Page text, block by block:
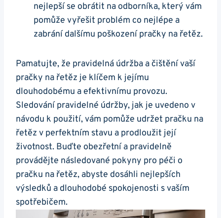
nejlepší se obrátit na odborníka, ⁢který vám
pomůže vyřešit problém co nejlépe a
zabrání dalšímu⁤ poškození pračky na řetěz.
Pamatujte, že⁤ pravidelná údržba a čištění vaší
pračky na řetěz ⁢je klíčem k jejímu
dlouhodobému a efektivnímu provozu.‌
Sledování pravidelné údržby, jak je uvedeno v ​
návodu k použití, vám pomůže udržet pračku na
řetěz⁢ v perfektním stavu a prodloužit ‌její
životnost. Buďte‌ obezřetní a pravidelně
provádějte následované pokyny pro ⁢péči o
pračku na řetěz, abyste‍ dosáhli⁤ nejlepších
výsledků a dlouhodobé spokojenosti ​s vaším
spotřebičem.